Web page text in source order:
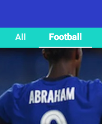
All
Football